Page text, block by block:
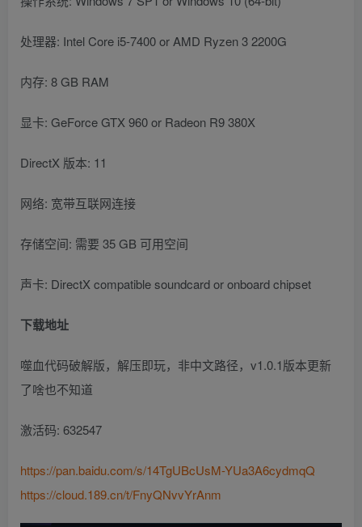
处理器: Intel Core i5-7400 or AMD Ryzen 3 2200G
内存: 8 GB RAM
显卡: GeForce GTX 960 or Radeon R9 380X
DirectX 版本: 11
网络: 宽带互联网连接
存储空间: 需要 35 GB 可用空间
声卡: DirectX compatible soundcard or onboard chipset
下载地址
噬血代码破解版，解压即玩，非中文路径，v1.0.1版本更新
了啥也不知道
激活码: 632547
https://pan.baidu.com/s/14TgUBcUsM-YUa3A6cydmqQ
https://cloud.189.cn/t/FnyQNvvYrAnm